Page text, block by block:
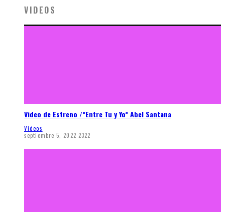
VIDEOS
Video de Estreno /”Entre Tu y Yo” Abel Santana
Videos
septiembre 5, 2022 2322